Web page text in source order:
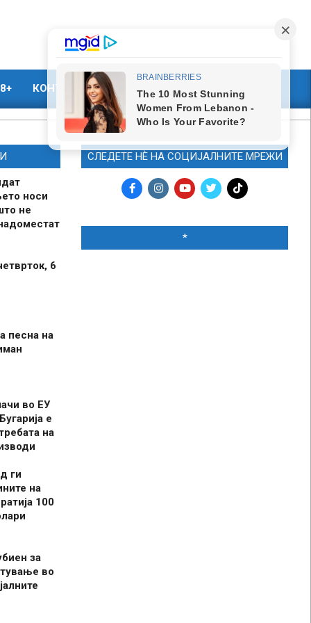
КОНТАКТ МАРКЕТИНГ
носи
не
6
песна на
во ЕУ
е
на
ги
на
100
за
во
СЛЕДЕТЕ НЀ НА СОЦИЈАЛНИТЕ МРЕЖИ
*